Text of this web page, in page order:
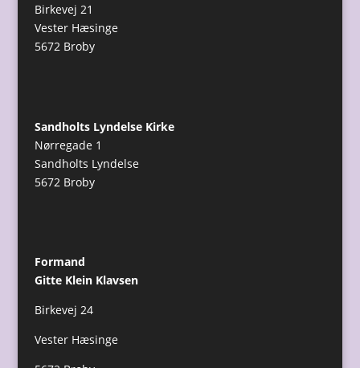
Birkevej 21
Vester Hæsinge
5672 Broby
Sandholts Lyndelse Kirke
Nørregade 1
Sandholts Lyndelse
5672 Broby
Formand
Gitte Klein Klavsen
Birkevej 24
Vester Hæsinge